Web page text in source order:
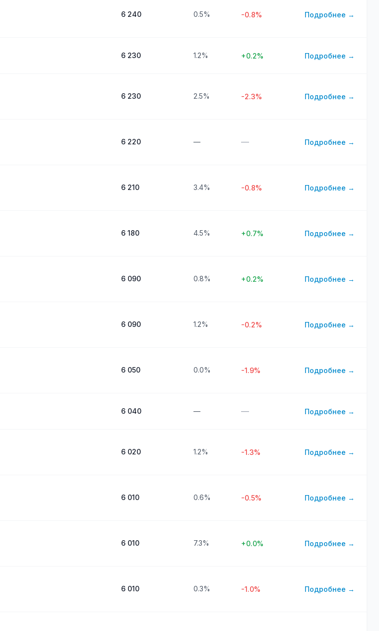
6 240 0.5% -0.8% Подробнее →
6 230 1.2% +0.2% Подробнее →
6 230 2.5% -2.3% Подробнее →
6 220 — — Подробнее →
6 210 3.4% -0.8% Подробнее →
6 180 4.5% +0.7% Подробнее →
6 090 0.8% +0.2% Подробнее →
6 090 1.2% -0.2% Подробнее →
6 050 0.0% -1.9% Подробнее →
6 040 — — Подробнее →
6 020 1.2% -1.3% Подробнее →
6 010 0.6% -0.5% Подробнее →
6 010 7.3% +0.0% Подробнее →
6 010 0.3% -1.0% Подробнее →